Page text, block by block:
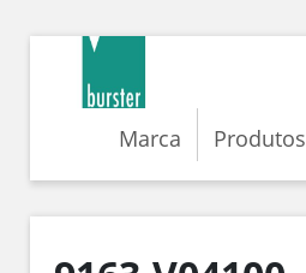
Marca Produtos